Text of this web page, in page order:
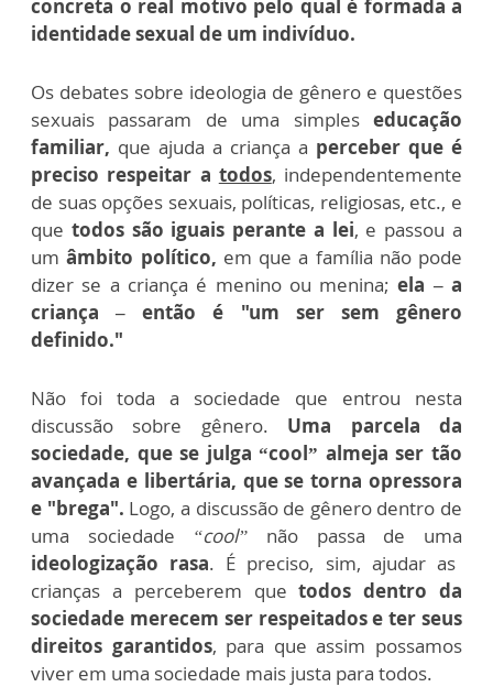
concreta o real motivo pelo qual é formada a
identidade sexual de um indivíduo.
Os debates sobre ideologia de gênero e questões
sexuais passaram de uma simples educação
familiar, que ajuda a criança a perceber que é
preciso respeitar a todos, independentemente
de suas opções sexuais, políticas, religiosas, etc., e
que todos são iguais perante a lei, e passou a
umâmbito político, em que a família não pode
dizer se a criança é menino ou menina;ela – a
criança – então é "um ser sem gênero
definido."
Não foi toda a sociedade que entrou nesta
discussão sobre gênero. Uma parcela da
sociedade, que se julga “cool” almeja ser tão
avançada e libertária, que se torna opressora
e "brega". Logo, a discussão de gênero dentro de
uma sociedade “cool” não passa de uma
ideologização rasa. É preciso, sim, ajudar as
crianças a perceberem quetodos dentro da
sociedade merecem ser respeitados e ter seus
direitos garantidos, para que assim possamos
viver em uma sociedade mais justa para todos.